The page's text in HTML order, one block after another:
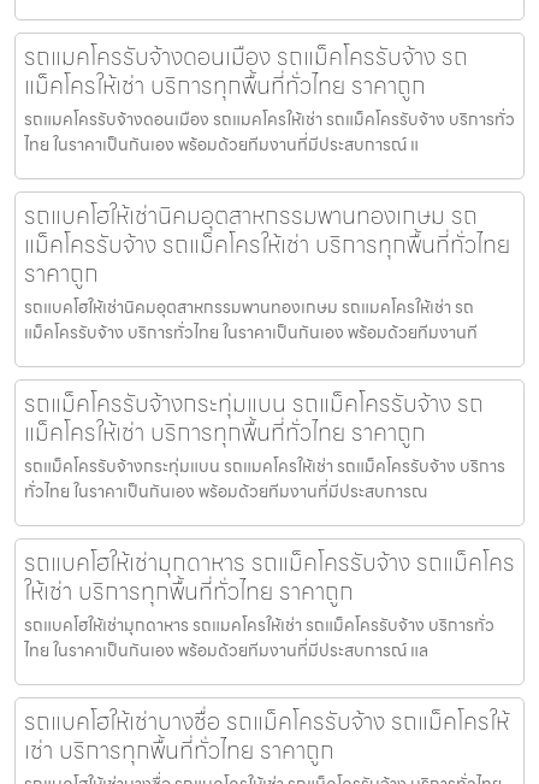
รถแมคโครรับจ้างดอนเมือง รถแม็คโครรับจ้าง รถ
แม็คโครให้เช่า บริการทุกพื้นที่ทั่วไทย ราคาถูก
รถแมคโครรับจ้างดอนเมือง รถแมคโครให้เช่า รถแม็คโครรับจ้าง บริการทั่ว
ไทย ในราคาเป็นกันเอง พร้อมด้วยทีมงานที่มีประสบการณ์ แ
รถแบคโฮให้เช่านิคมอุตสาหกรรมพานทองเกษม รถ
แม็คโครรับจ้าง รถแม็คโครให้เช่า บริการทุกพื้นที่ทั่วไทย
ราคาถูก
รถแบคโฮให้เช่านิคมอุตสาหกรรมพานทองเกษม รถแมคโครให้เช่า รถ
แม็คโครรับจ้าง บริการทั่วไทย ในราคาเป็นกันเอง พร้อมด้วยทีมงานที
รถแม็คโครรับจ้างกระทุ่มแบน รถแม็คโครรับจ้าง รถ
แม็คโครให้เช่า บริการทุกพื้นที่ทั่วไทย ราคาถูก
รถแม็คโครรับจ้างกระทุ่มแบน รถแมคโครให้เช่า รถแม็คโครรับจ้าง บริการ
ทั่วไทย ในราคาเป็นกันเอง พร้อมด้วยทีมงานที่มีประสบการณ
รถแบคโฮให้เช่ามุกดาหาร รถแม็คโครรับจ้าง รถแม็คโคร
ให้เช่า บริการทุกพื้นที่ทั่วไทย ราคาถูก
รถแบคโฮให้เช่ามุกดาหาร รถแมคโครให้เช่า รถแม็คโครรับจ้าง บริการทั่ว
ไทย ในราคาเป็นกันเอง พร้อมด้วยทีมงานที่มีประสบการณ์ แล
รถแบคโฮให้เช่าบางซื่อ รถแม็คโครรับจ้าง รถแม็คโครให้
เช่า บริการทุกพื้นที่ทั่วไทย ราคาถูก